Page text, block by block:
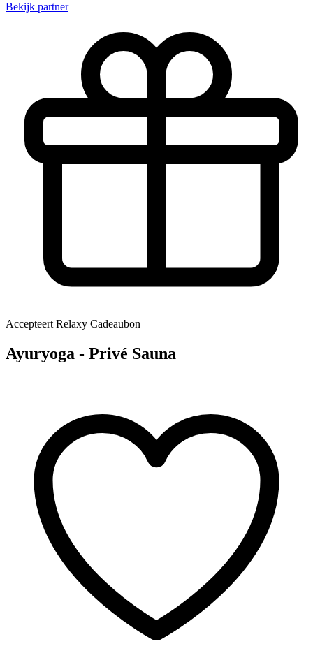
Bekijk partner
Accepteert Relaxy Cadeaubon
Ayuryoga - Privé Sauna